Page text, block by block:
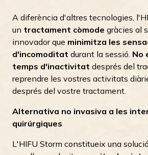
A diferència d'altres tecnologies,
un tractament còmode gràcies al
innovador que minimitza les
d'incomoditat durant la sessió. No
temps d'inactivitat després del
reprendre les vostres activitats
després del vostre tractament.
Alternativa no invasiva a les
quirúrgiques
L'HIFU Storm constitueix una